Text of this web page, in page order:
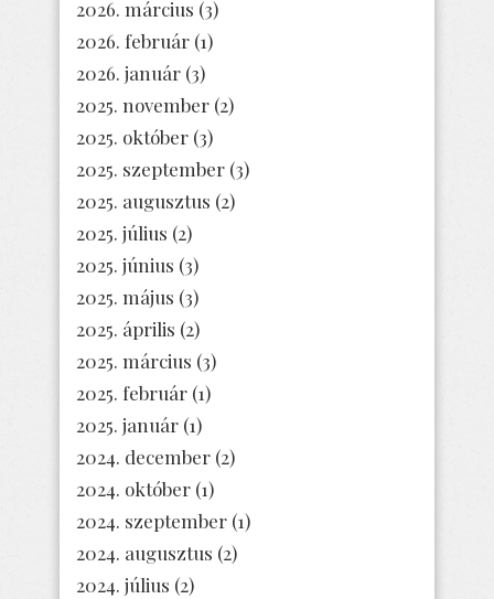
2026. március (3)
2026. február (1)
2026. január (3)
2025. november (2)
2025. október (3)
2025. szeptember (3)
2025. augusztus (2)
2025. július (2)
2025. június (3)
2025. május (3)
2025. április (2)
2025. március (3)
2025. február (1)
2025. január (1)
2024. december (2)
2024. október (1)
2024. szeptember (1)
2024. augusztus (2)
2024. július (2)